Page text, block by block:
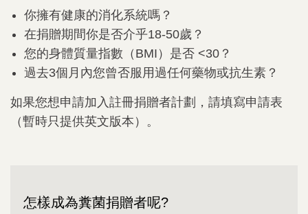
你擁有健康的消化系統嗎？
在捐贈期間你是否介乎18-50歲？
您的身體質量指數（BMI）是否 <30？
過去3個月內您曾否服用過任何藥物或抗生素？
如果您想申請加入註冊捐贈者計劃，請填寫申請表
（暫時只提供英文版本）。
怎樣成為糞菌捐贈者呢?